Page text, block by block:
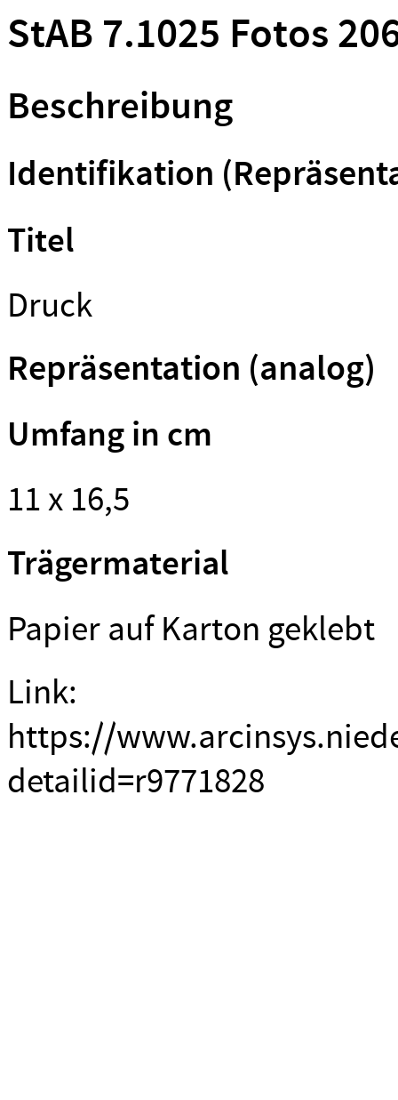
StAB 7.1025 Fotos
Beschreibung
Identifikation
Titel
Druck
Repräsentation (analog)
Umfang in cm
11 x 16,5
Trägermaterial
Papier auf Karton geklebt
Link:
https://
detailid=r9771828